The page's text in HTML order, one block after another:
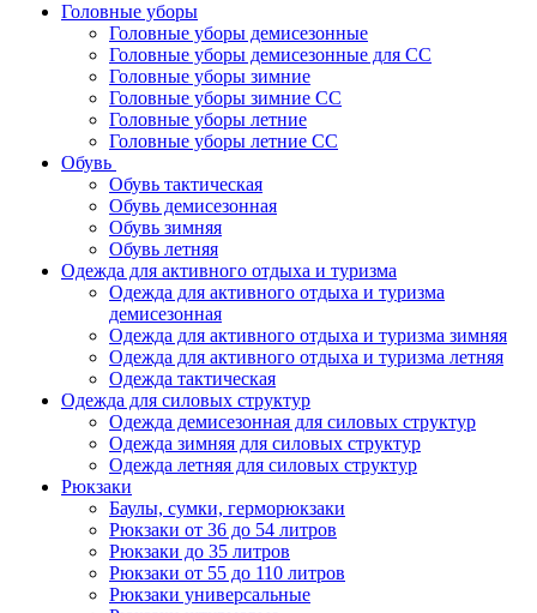
Головные уборы
Головные уборы демисезонные
Головные уборы демисезонные для СС
Головные уборы зимние
Головные уборы зимние СС
Головные уборы летние
Головные уборы летние СС
Обувь
Обувь тактическая
Обувь демисезонная
Обувь зимняя
Обувь летняя
Одежда для активного отдыха и туризма
Одежда для активного отдыха и туризма
демисезонная
Одежда для активного отдыха и туризма зимняя
Одежда для активного отдыха и туризма летняя
Одежда тактическая
Одежда для силовых структур
Одежда демисезонная для силовых структур
Одежда зимняя для силовых структур
Одежда летняя для силовых структур
Рюкзаки
Баулы, сумки, герморюкзаки
Рюкзаки от 36 до 54 литров
Рюкзаки до 35 литров
Рюкзаки от 55 до 110 литров
Рюкзаки универсальные